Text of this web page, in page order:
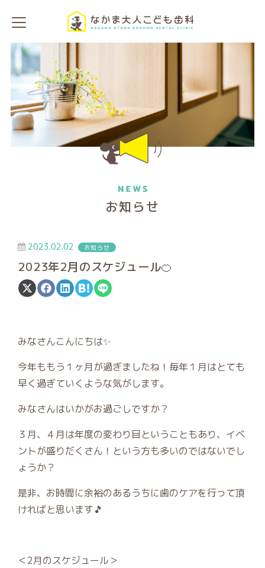
お知らせ
2023.02.02 お知らせ
2023年2月のスケジュール🍊
ShareShareShare
on
Share
on
Share
on
みなさんこんにちは✨
今年ももう１ヶ月が過ぎましたね！毎年１月はとても
早く過ぎていくような気がします。
みなさんはいかがお過ごしですか？
３月、４月は年度の変わり目ということもあり、イベ
ントが盛りだくさん！という方も多いのではないでし
ょうか？
是非、お時間に余裕のあるうちに歯のケアを行って頂
ければと思います🎵
＜2月のスケジュール＞